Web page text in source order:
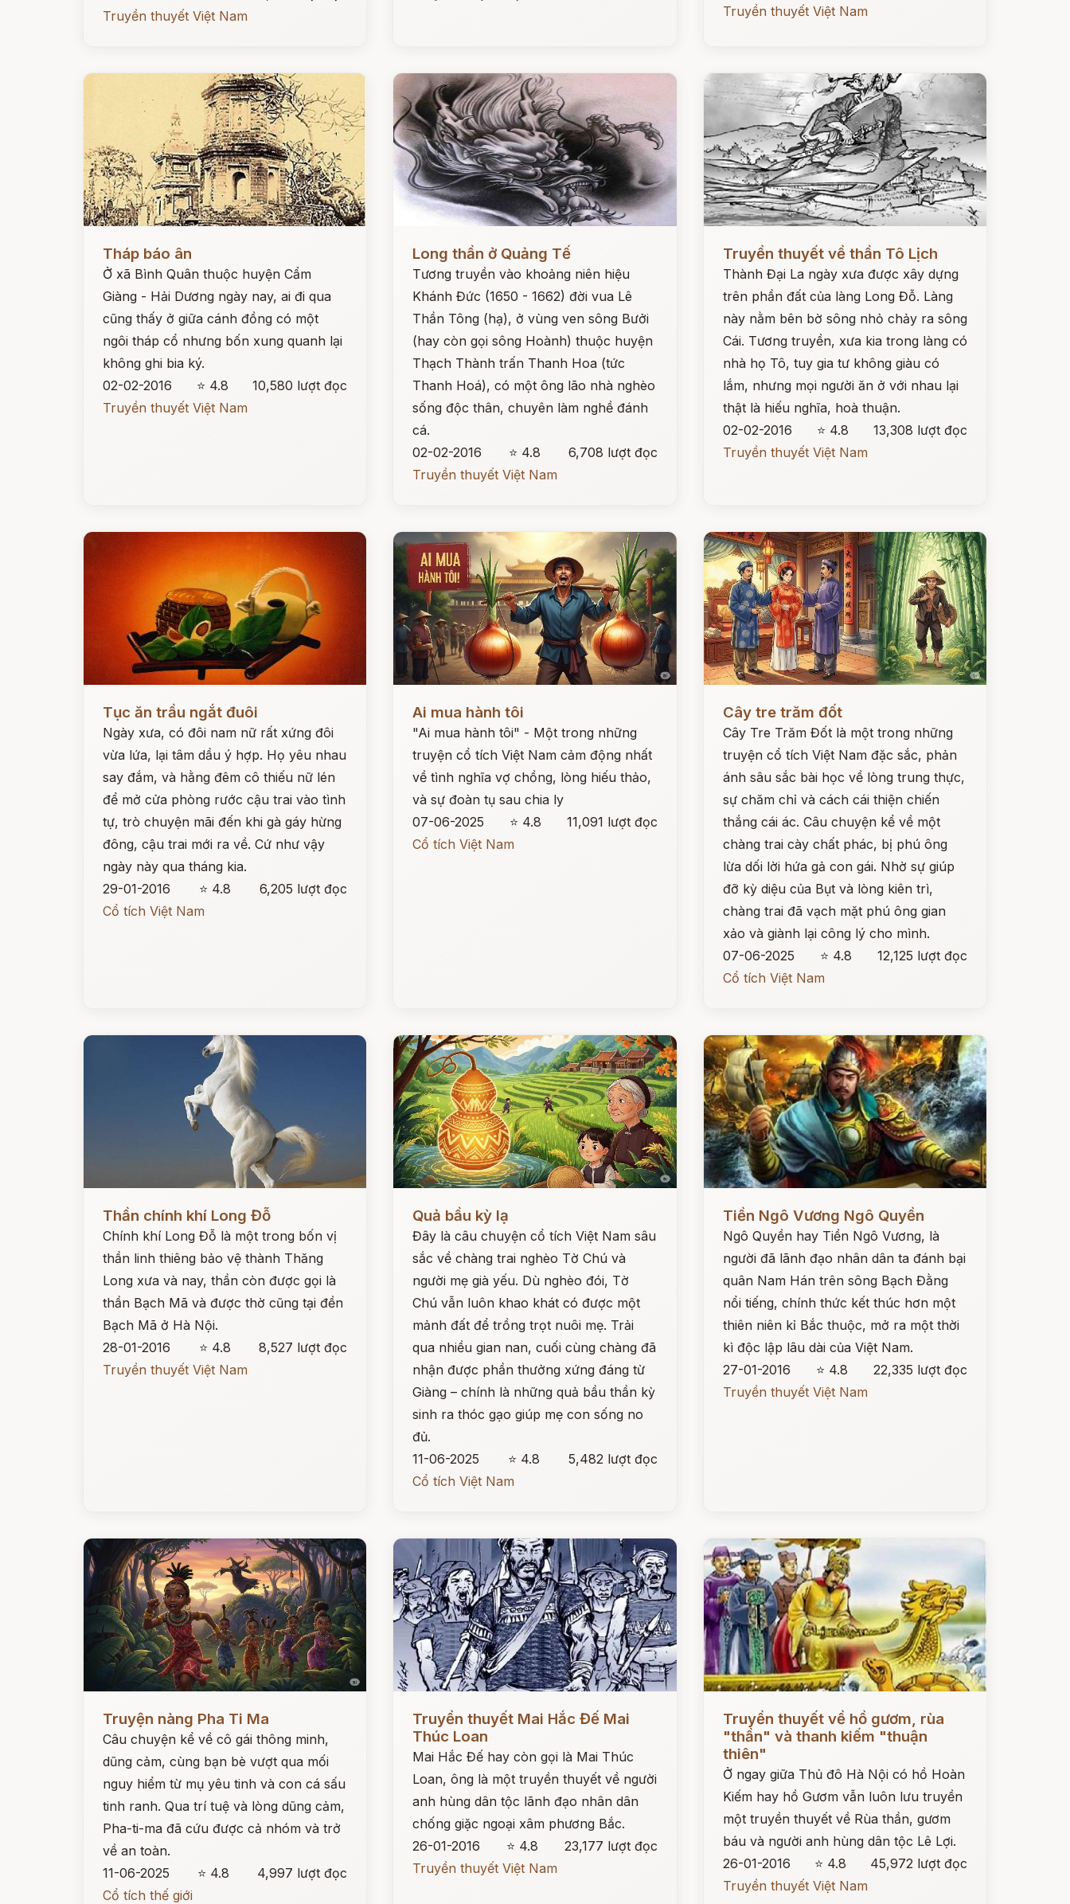
Truyền thuyết Việt Nam
Truyền thuyết Việt Nam
Tháp báo ân
Ở xã Bình Quân thuộc huyện Cẩm
Giàng - Hải Dương ngày nay, ai đi qua
cũng thấy ở giữa cánh đồng có một
ngôi tháp cổ nhưng bốn xung quanh lại
không ghi bia ký.
02-02-2016
⭐ 4.8
10,580 lượt đọc
Truyền thuyết Việt Nam
Long thần ở Quảng Tế
Tương truyền vào khoảng niên hiệu
Khánh Đức (1650 - 1662) đời vua Lê
Thần Tông (hạ), ở vùng ven sông Bưởi
(hay còn gọi sông Hoành) thuộc huyện
Thạch Thành trấn Thanh Hoa (tức
Thanh Hoá), có một ông lão nhà nghèo
sống độc thân, chuyên làm nghề đánh
cá.
02-02-2016
⭐ 4.8
6,708 lượt đọc
Truyền thuyết Việt Nam
Đọc ngay
Truyền thuyết về thần Tô Lịch
Thành Đại La ngày xưa được xây dựng
trên phần đất của làng Long Đỗ. Làng
này nằm bên bờ sông nhỏ chảy ra sông
Cái. Tương truyền, xưa kia trong làng có
nhà họ Tô, tuy gia tư không giàu có
lắm, nhưng mọi người ăn ở với nhau lại
thật là hiếu nghĩa, hoà thuận.
02-02-2016
⭐ 4.8
13,308 lượt đọc
Truyền thuyết Việt Nam
Tục ăn trầu ngắt đuôi
Ngày xưa, có đôi nam nữ rất xứng đôi
vừa lứa, lại tâm dầu ý hợp. Họ yêu nhau
say đắm, và hằng đêm cô thiếu nữ lén
để mở cửa phòng rước cậu trai vào tình
tự, trò chuyện mãi đến khi gà gáy hừng
đông, cậu trai mới ra về. Cứ như vậy
ngày này qua tháng kia.
29-01-2016
⭐ 4.8
6,205 lượt đọc
Cổ tích Việt Nam
Ai mua hành tôi
"Ai mua hành tôi" - Một trong những
truyện cổ tích Việt Nam cảm động nhất
về tình nghĩa vợ chồng, lòng hiếu thảo,
và sự đoàn tụ sau chia ly
07-06-2025
⭐ 4.8
11,091 lượt đọc
Cổ tích Việt Nam
Cây tre trăm đốt
Cây Tre Trăm Đốt là một trong những
truyện cổ tích Việt Nam đặc sắc, phản
ánh sâu sắc bài học về lòng trung thực,
sự chăm chỉ và cách cái thiện chiến
thắng cái ác. Câu chuyện kể về một
chàng trai cày chất phác, bị phú ông
lừa dối lời hứa gả con gái. Nhờ sự giúp
đỡ kỳ diệu của Bụt và lòng kiên trì,
chàng trai đã vạch mặt phú ông gian
xảo và giành lại công lý cho mình.
07-06-2025
⭐ 4.8
12,125 lượt đọc
Cổ tích Việt Nam
Đọc ngay
Thần chính khí Long Đỗ
Chính khí Long Đỗ là một trong bốn vị
thần linh thiêng bảo vệ thành Thăng
Long xưa và nay, thần còn được gọi là
thần Bạch Mã và được thờ cũng tại đền
Bạch Mã ở Hà Nội.
28-01-2016
⭐ 4.8
8,527 lượt đọc
Truyền thuyết Việt Nam
Quả bầu kỳ lạ
Đây là câu chuyện cổ tích Việt Nam sâu
sắc về chàng trai nghèo Tờ Chú và
người mẹ già yếu. Dù nghèo đói, Tờ
Chú vẫn luôn khao khát có được một
mảnh đất để trồng trọt nuôi mẹ. Trải
qua nhiều gian nan, cuối cùng chàng đã
nhận được phần thưởng xứng đáng từ
Giàng – chính là những quả bầu thần kỳ
sinh ra thóc gạo giúp mẹ con sống no
đủ.
11-06-2025
⭐ 4.8
5,482 lượt đọc
Cổ tích Việt Nam
Đọc ngay
Tiền Ngô Vương Ngô Quyền
Ngô Quyền hay Tiền Ngô Vương, là
người đã lãnh đạo nhân dân ta đánh bại
quân Nam Hán trên sông Bạch Đằng
nổi tiếng, chính thức kết thúc hơn một
thiên niên kỉ Bắc thuộc, mở ra một thời
kì độc lập lâu dài của Việt Nam.
27-01-2016
⭐ 4.8
22,335 lượt đọc
Truyền thuyết Việt Nam
Truyện nàng Pha Ti Ma
Câu chuyện kể về cô gái thông minh,
dũng cảm, cùng bạn bè vượt qua mối
nguy hiểm từ mụ yêu tinh và con cá sấu
tinh ranh. Qua trí tuệ và lòng dũng cảm,
Pha-ti-ma đã cứu được cả nhóm và trở
về an toàn.
11-06-2025
⭐ 4.8
4,997 lượt đọc
Cổ tích thế giới
Đọc ngay
Truyền thuyết Mai Hắc Đế Mai
Thúc Loan
Mai Hắc Đế hay còn gọi là Mai Thúc
Loan, ông là một truyền thuyết về người
anh hùng dân tộc lãnh đạo nhân dân
chống giặc ngoại xâm phương Bắc.
26-01-2016
⭐ 4.8
23,177 lượt đọc
Truyền thuyết Việt Nam
Đọc ngay
Truyền thuyết về hồ gươm, rùa
"thần" và thanh kiếm "thuận
thiên"
Ở ngay giữa Thủ đô Hà Nội có hồ Hoàn
Kiếm hay hồ Gươm vẫn luôn lưu truyền
một truyền thuyết về Rùa thần, gươm
báu và người anh hùng dân tộc Lê Lợi.
26-01-2016
⭐ 4.8
45,972 lượt đọc
Truyền thuyết Việt Nam